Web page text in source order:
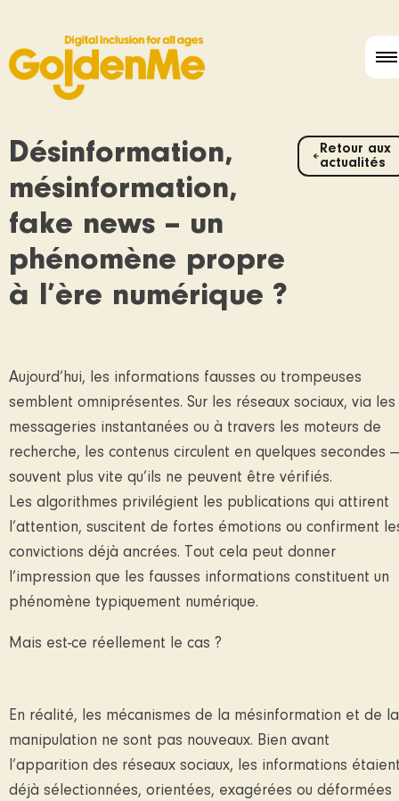
Désinformation,
mésinformation,
fake news – un
phénomène propre
à l’ère numérique ?
Retour aux
actualités
Aujourd’hui, les informations fausses ou trompeuses
semblent omniprésentes. Sur les réseaux sociaux, via les
messageries instantanées ou à travers les moteurs de
recherche, les contenus circulent en quelques secondes —
souvent plus vite qu’ils ne peuvent être vérifiés.
Les algorithmes privilégient les publications qui attirent
l’attention, suscitent de fortes émotions ou confirment
convictions déjà ancrées. Tout cela peut donner
l’impression que les fausses informations constituent un
phénomène typiquement numérique.
Mais est-ce réellement le cas ?
En réalité, les mécanismes de la mésinformation et de la
manipulation ne sont pas nouveaux. Bien avant
l’apparition des réseaux sociaux, les informations
déjà sélectionnées, orientées, exagérées ou déformées